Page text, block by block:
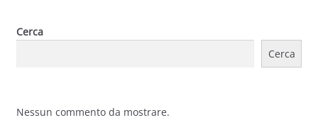
Cerca
Cerca
Nessun commento da mostrare.